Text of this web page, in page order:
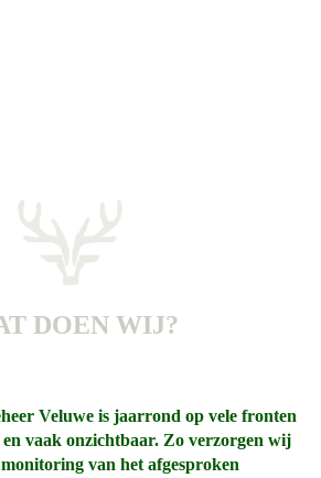
DOEN WIJ?
Veluwe is jaarrond op vele fronten
vaak onzichtbaar. Zo verzorgen wij
van het afgesproken